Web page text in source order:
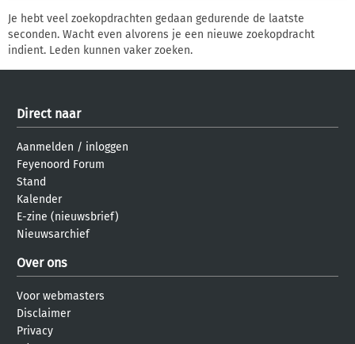
Je hebt veel zoekopdrachten gedaan gedurende de laatste
seconden. Wacht even alvorens je een nieuwe zoekopdracht
indient. Leden kunnen vaker zoeken.
Direct naar
Aanmelden / inloggen
Feyenoord Forum
Stand
Kalender
E-zine (nieuwsbrief)
Nieuwsarchief
Over ons
Voor webmasters
Disclaimer
Privacy